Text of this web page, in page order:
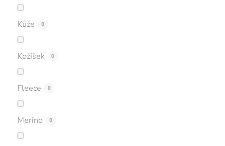
Kůže 0
Kožíšek 0
Fleece 0
Merino 0